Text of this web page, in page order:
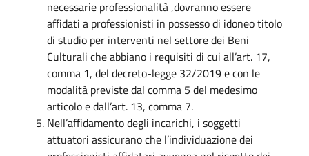
necessarie professionalità ,dovranno essere
affidati a professionisti in possesso di idoneo titolo
di studio per interventi nel settore dei Beni
Culturali che abbiano i requisiti di cui all’art. 17,
comma 1, del decreto-legge 32/2019 e con le
modalità previste dal comma 5 del medesimo
articolo e dall’art. 13, comma 7.
Nell’affidamento degli incarichi, i soggetti
attuatori assicurano che l’individuazione dei